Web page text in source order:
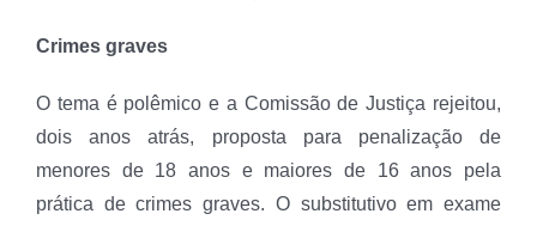
Crimes graves
O tema é polêmico e a Comissão de Justiça rejeitou,
dois anos atrás, proposta para penalização de
menores de 18 anos e maiores de 16 anos pela
prática de crimes graves. O substitutivo em exame